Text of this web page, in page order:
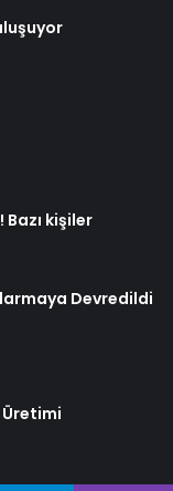
Bazı kişiler
Devredildi